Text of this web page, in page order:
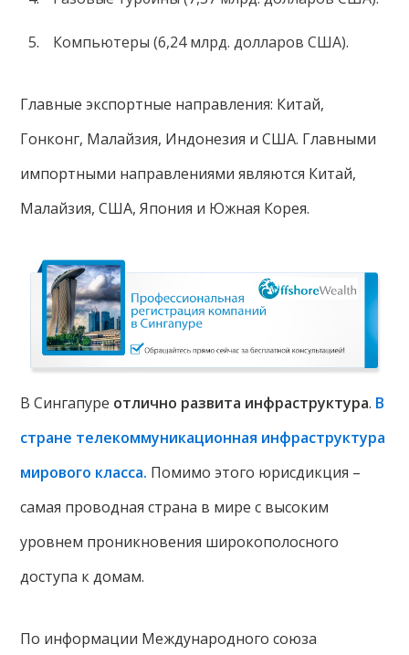
Компьютеры (6,24 млрд. долларов США).
Главные экспортные направления: Китай,
Гонконг, Малайзия, Индонезия и США. Главными
импортными направлениями являются Китай,
Малайзия, США, Япония и Южная Корея.
В Сингапуре отлично развита инфраструктура. В
стране телекоммуникационная инфраструктура
мирового класса. Помимо этого юрисдикция –
самая проводная страна в мире с высоким
уровнем проникновения широкополосного
доступа к домам.
По информации Международного союза